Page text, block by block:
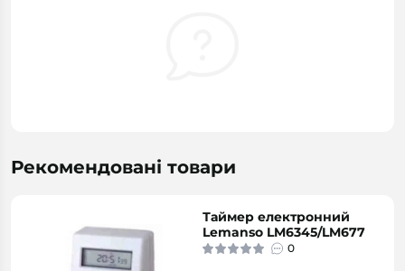
Рекомендовані товари
Таймер електронний
Lemanso LM6345/LM677
0